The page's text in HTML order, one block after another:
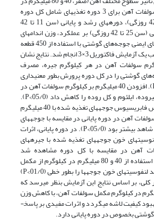
کیلوگرم) از منبع سولفات آهن برای 3 دوره تغذیه­ای شامل کل دوره
پرورش (سن 1 تا 42 روزگی)، دوره­های رشد و پایانی (سن 11 تا 42
روزگی) و دوره پایانی (سن 25 تا 42 روزگی) بر عملکرد، وزن اندام­های
داخلی بدن و پاسخ­های ایمنی جوجه‌های گوشتی با استفاده از 450 قطعه
جوجه یک­روزه در قالب یک آزمایش فاکتوریل 3×3 انجام شد. نتایج نشان
که 80 میلی­گرم سولفات آهن در هر کیلوگرم جیره، مصرف
گوشتی را در کل دوره پرورش بطور معنی­داری
کاهش داد (05/0>P). افزودن 40 میلی­گرم بر کیلوگرم سولفات آهن در
جیره، وزن نسبی تهی­روده، ایلئوم و کل روده را کاهش داد (05/0>P).
وزن نسبی غده بورس فابریسیوس جوجه­های تغذیه شده با 40 میلی­گرم
آهن در دوره پایانی در مقایسه با جوجه­های
تغذیه شده با تیمار شاهد بیشتر بود (05/0>P). در دوره پایانی، اثرات
خون جوجه­های تغذیه شده با جیره­های
آهن در مقایسه با کل دوره مشاهده شد
(05/0>P). همچنین استفاده از 40 و 80 میلی­گرم در کیلوگرم از مکمل
سولفات آهن، درصد لنفوسیت­های خون جوجه­ها را بطور خطی (01/0>P)
بر اساس نتایج این آزمایش بنظر می­رسد که
و 80 میلی­گرم در کیلوگرم مکمل سولفات آهن، با کاهش وزن
روده باریک باعث بهبود کیفیت لاشه می­گردد و اثرات مفیدی بر پاسخ­
بخصوص در دوره پایانی دارد.